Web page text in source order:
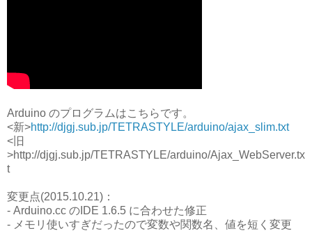
Arduino のプログラムはこちらです。
<新>http://djgj.sub.jp/TETRASTYLE/arduino/ajax_slim.txt
<旧
>http://djgj.sub.jp/TETRASTYLE/arduino/Ajax_WebServer.tx
t
変更点(2015.10.21)：
- Arduino.cc のIDE 1.6.5 に合わせた修正
- メモリ使いすぎだったので変数や関数名、値を短く変更